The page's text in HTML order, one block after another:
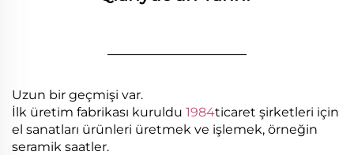
Uzun bir geçmişi var.
İlk üretim fabrikası kuruldu 1984ticaret şirketleri için
el sanatları ürünleri üretmek ve işlemek, örneğin
seramik saatler.